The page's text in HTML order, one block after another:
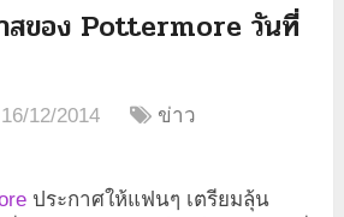
สของ Pottermore วันที่
16/12/2014
ข่าว
ประกาศให้แฟนๆ เตรียมลุ้น